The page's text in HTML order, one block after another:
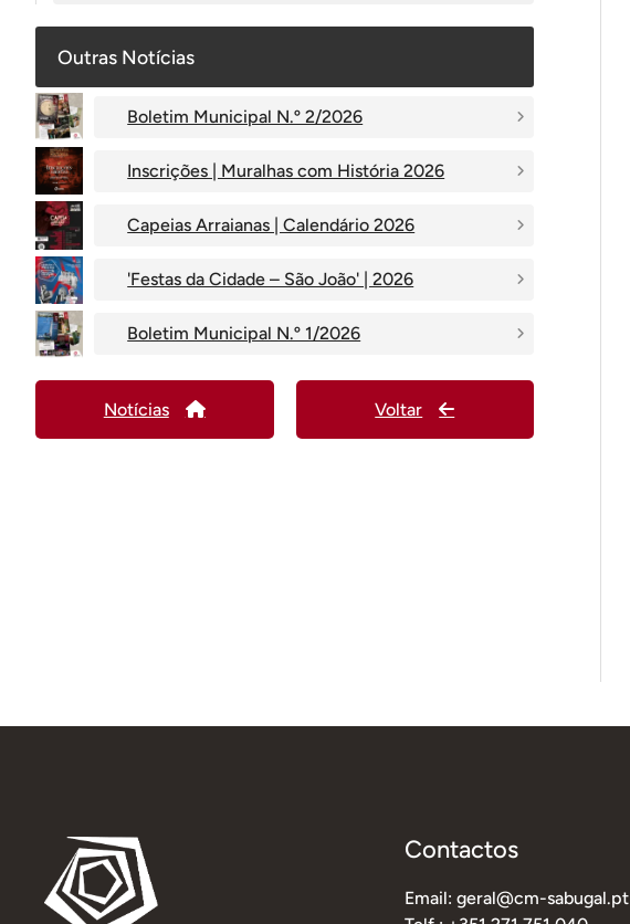
Outras Notícias
Boletim Municipal N.º 2/2026
Inscrições | Muralhas com História 2026
Capeias Arraianas | Calendário 2026
'Festas da Cidade – São João' | 2026
Boletim Municipal N.º 1/2026
Notícias Voltar
Contactos
Email: geral@cm-sabugal.pt